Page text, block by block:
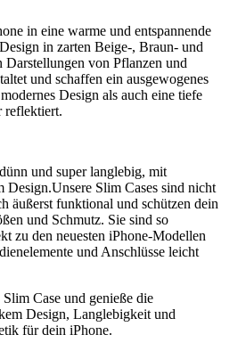
in eine warme und entspannende
in zarten Beige-, Braun- und
Darstellungen von Pflanzen und
und schaffen ein ausgewogenes
Design als auch eine tiefe
reflektiert.
und super langlebig, mit
Design.Unsere Slim Cases sind nicht
äußerst funktional und schützen dein
und Schmutz. Sie sind so
zu den neuesten iPhone-Modellen
und Anschlüsse leicht
Case und genieße die
Design, Langlebigkeit und
für dein iPhone.